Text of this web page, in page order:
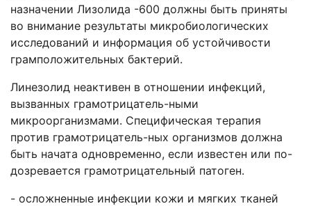
назначении Лизолида -600 должны быть приняты
во внимание результаты микробиологических
исследований и информация об устойчивости
грамположительных бактерий.
Линезолид неактивен в отношении инфекций,
вызванных грамотрицатель-ными
микроорганизмами. Специфическая терапия
против грамотрицатель-ных организмов должна
быть начата одновременно, если известен или по-
дозревается грамотрицательный патоген.
- осложненные инфекции кожи и мягких тканей